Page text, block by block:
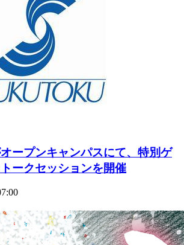
ープンキャンパスにて、特別ゲ
ークセッションを開催